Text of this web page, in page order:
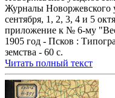
Журналы Новоржевского
сентября, 1, 2, 3, 4 и 5
приложение к № 6-му
1905 год - Псков :
земства - 60 с.
Читать полный текст